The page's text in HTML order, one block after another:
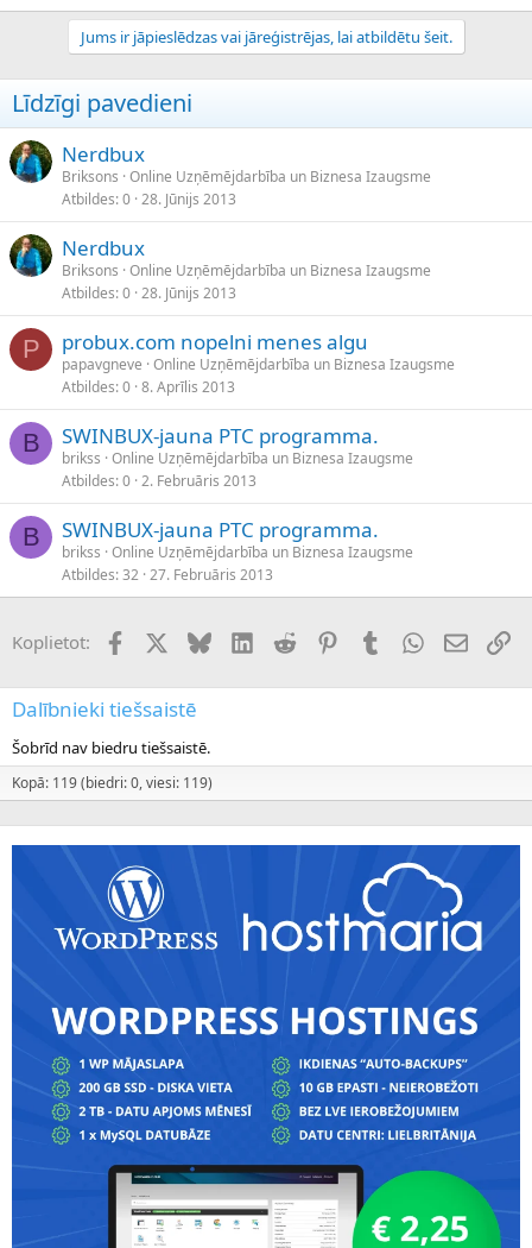
Jums ir jāpieslēdzas vai jāreģistrējas, lai atbildētu šeit.
Līdzīgi pavedieni
Nerdbux
Briksons Online Uzņēmējdarbība un Biznesa Izaugsme
Atbildes 0 28. Jūnijs 2013
Nerdbux
Briksons Online Uzņēmējdarbība un Biznesa Izaugsme
Atbildes 0 28. Jūnijs 2013
P probux.com nopelni menes algu
papavgneve Online Uzņēmējdarbība un Biznesa Izaugsme
Atbildes 0 8. Aprīlis 2013
B SWINBUX-jauna PTC programma.
brikss Online Uzņēmējdarbība un Biznesa Izaugsme
Atbildes 0 2. Februāris 2013
B SWINBUX-jauna PTC programma.
brikss Online Uzņēmējdarbība un Biznesa Izaugsme
Atbildes 32 27. Februāris 2013
Koplietot: FacebookX (Twitter)
BlueskyLinkedInReddit PinterestTumblrWhatsApp
E-pasts
Dalībnieki tiešsaistē
Šobrīd nav biedru tiešsaistē.
Kopā: 119 (biedri: 0, viesi: 119)